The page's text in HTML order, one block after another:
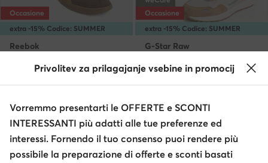
extra -15% Codice: SUMMER
Occasione
Reebok
Prezzo attuale
€
Prezzo regolare93,95 €-47%
extra -15% Codice: SUMMER
Occasione
G-Star Raw
Prezzo attuale
40,99€
Prezzo regolare76,95 €-46%
Privolitev za prilagajanje vsebine in promocij
Vorremmo presentarti le OFFERTE e SCONTI
INTERESSANTI più adatti alle tue preferenze ed
interessi. Fornendo il tuo consenso puoi rendere più
possibile la preparazione di offerte e sconti basati